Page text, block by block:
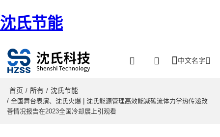
沈氏节能
中文名字
首页 / 所有 / 沈氏节能
/ 全国舞台表演、沈氏火爆 | 沈氏能源管理高效能减碳流体力学热传递改
善情况报告在2023全国冷却展上引观看